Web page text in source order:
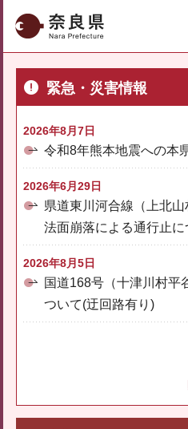
奈良県
緊急・災害情報
2026年8月7日
令和8年熊本地震への本
2026年6月29日
県道東川河合線（上北
法面崩落による通行止に
2026年8月5日
国道168号（十津川村平
ついて(迂回路有り)